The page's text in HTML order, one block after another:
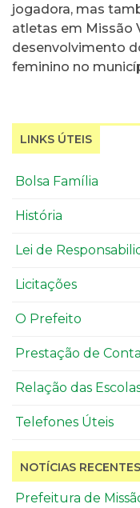
jogadora, mas
atletas em Missão
desenvolvimento
feminino no
LINKS ÚTEIS
Bolsa Família
História
Lei de
Licitações
O Prefeito
Prestação de
Relação das
Telefones Úteis
NOTÍCIAS RECENTES
Prefeitura de